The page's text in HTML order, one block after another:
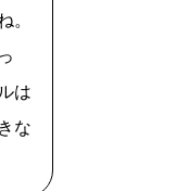
。
は
な